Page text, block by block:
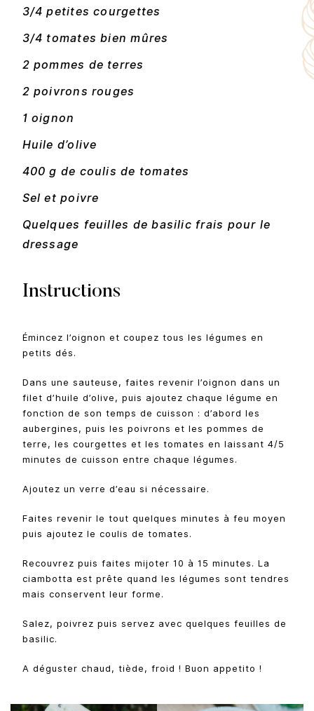
3/4 petites courgettes
3/4 tomates bien mûres
2 pommes de terres
2 poivrons rouges
1 oignon
Huile d’olive
400 g de coulis de tomates
Sel et poivre
Quelques feuilles de basilic frais pour le
dressage
Instructions
Émincez l’oignon et coupez tous les légumes en
petits dés.
Dans une sauteuse, faites revenir l’oignon dans un
filet d’huile d’olive, puis ajoutez chaque légume en
fonction de son temps de cuisson : d’abord les
aubergines, puis les poivrons et les pommes de
terre, les courgettes et les tomates en laissant 4/5
minutes de cuisson entre chaque légumes.
Ajoutez un verre d’eau si nécessaire.
Faites revenir le tout quelques minutes à feu moyen
puis ajoutez le coulis de tomates.
Recouvrez puis faites mijoter 10 à 15 minutes. La
ciambotta est prête quand les légumes sont tendres
mais conservent leur forme.
Salez, poivrez puis servez avec quelques feuilles de
basilic.
A déguster chaud, tiède, froid ! Buon appetito !